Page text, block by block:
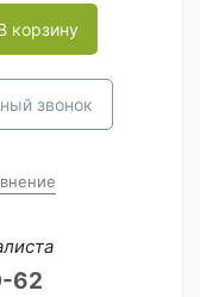
корзину
звонок
62